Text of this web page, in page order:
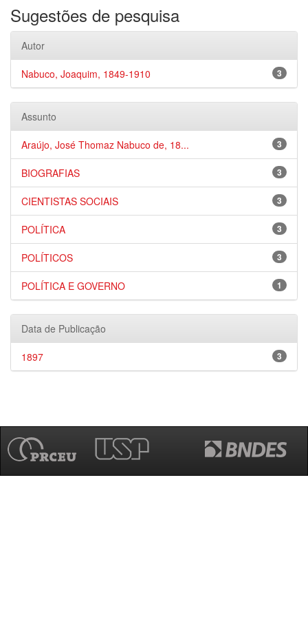
Sugestões de pesquisa
Autor
3
Nabuco, Joaquim, 1849-1910
Assunto
3
Araújo, José Thomaz Nabuco de, 18...
3
BIOGRAFIAS
3
CIENTISTAS SOCIAIS
3
POLÍTICA
3
POLÍTICOS
1
POLÍTICA E GOVERNO
Data de Publicação
3
1897